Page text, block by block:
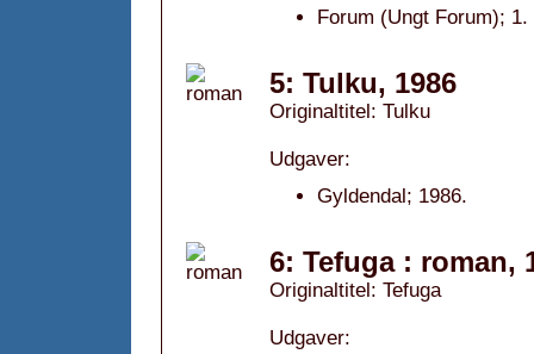
Forum (Ungt Forum);
5: Tulku, 1986
Originaltitel: Tulku
Udgaver:
Gyldendal; 1986.
6: Tefuga : roman,
Originaltitel: Tefuga
Udgaver: